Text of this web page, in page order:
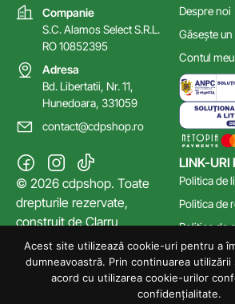
LINK-URI
Politica de
Politica de
Politica de
Poltica de
Termeni și
Despre noi
Găsește
Contul meu
Companie
S.C. Alamos Select S.R.L.
RO 10852395
Adresa
Bd. Libertatii, Nr. 11,
Hunedoara, 331059
contact@cdpshop.ro
© 2026 cdpshop. Toate
drepturile rezervate,
construit deClarru
Acest site utilizează cookie-uri pentru a
dumneavoastră. Prin continuarea
acord cu utilizarea cookie-urilor
confidențialitate.